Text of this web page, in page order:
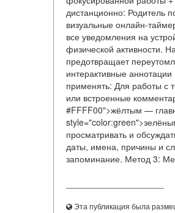
дистанционно: Родитель
визуальные онлайн-
все уведомления на
физической активности.
предотвращает
интерактивные
применять: Для работы с
или встроенные
#FFFF00">жёлтым —
просматривать и
даты, имена, причины и
запоминание. Метод 3:
Эта публикация была